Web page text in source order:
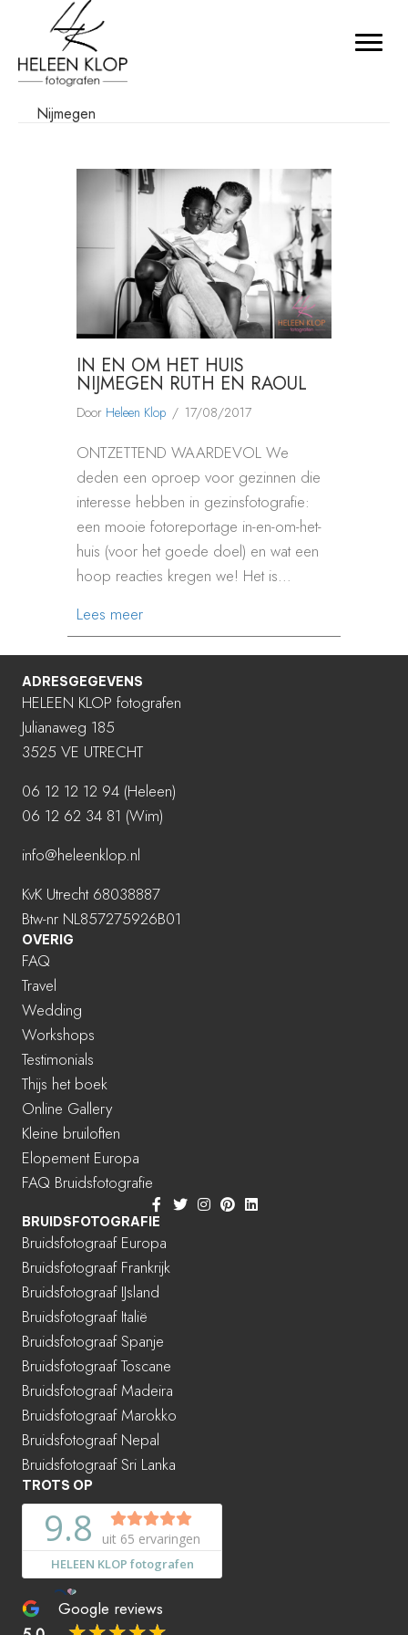
Nijmegen
IN EN OM HET HUIS
NIJMEGEN RUTH EN RAOUL
Door Heleen Klop / 17/08/2017
ONTZETTEND WAARDEVOL We
deden een oproep voor gezinnen die
interesse hebben in gezinsfotografie:
een mooie fotoreportage in-en-om-het-
huis (voor het goede doel) en wat een
hoop reacties kregen we! Het is…
Lees meerabout IN EN OM HET HUIS NIJMEGEN
ADRESGEGEVENS
HELEEN KLOP fotografen
Julianaweg 185
3525 VE UTRECHT
06 12 12 12 94 (Heleen)
06 12 62 34 81 (Wim)
info@heleenklop.nl
KvK Utrecht 68038887
Btw-nr NL857275926B01
OVERIG
FAQ
Travel
Wedding
Workshops
Testimonials
Thijs het boek
Online Gallery
Kleine bruiloften
Elopement Europa
FAQ Bruidsfotografie
BRUIDSFOTOGRAFIE
Bruidsfotograaf Europa
Bruidsfotograaf Frankrijk
Bruidsfotograaf IJsland
Bruidsfotograaf Italië
Bruidsfotograaf Spanje
Bruidsfotograaf Toscane
Bruidsfotograaf Madeira
Bruidsfotograaf Marokko
Bruidsfotograaf Nepal
Bruidsfotograaf Sri Lanka
TROTS OP
Google reviews